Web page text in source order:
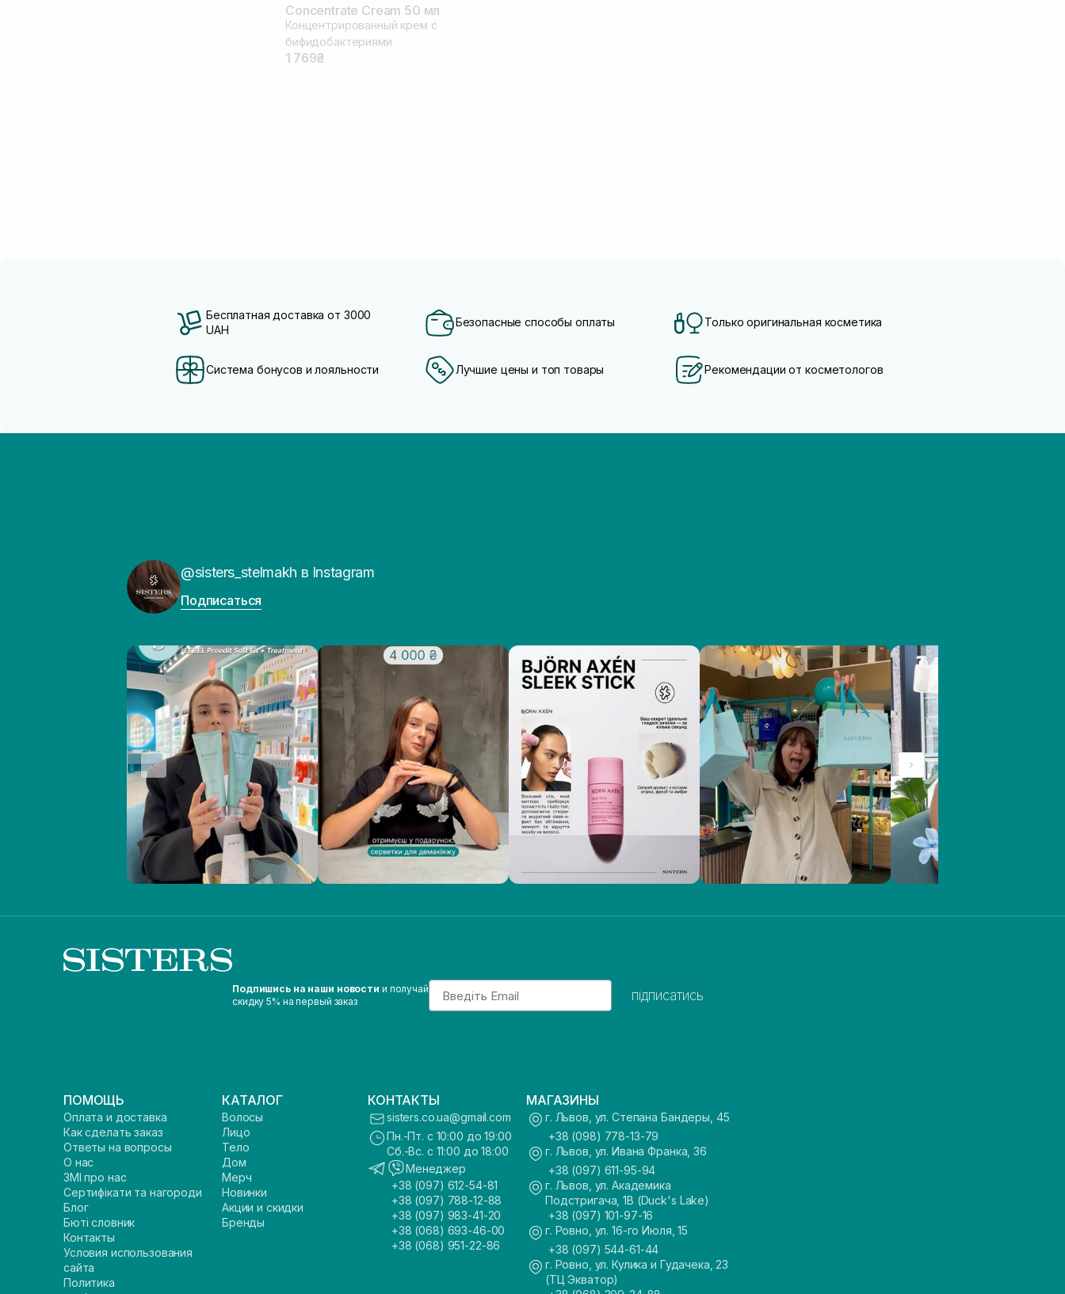
Concentrate Cream 50 мл
Концентрированный крем с
бифидобактериями
1 769₴
Бесплатная доставка от 3000
UAH
Безопасные способы оплаты Только оригинальная косметика
Система бонусов и лояльности Лучшие цены и топ товары Рекомендации от косметологов
@sisters_stelmakh в Instagram
Подписаться
Подпишись на наши новости и получай
скидку 5% на первый заказ
Email
підписатись
ПОМОЩЬ
Оплата и доставка
Как сделать заказ
Ответы на вопросы
О нас
ЗМІ про нас
Сертифікати та нагороди
Блог
Бюті словник
Контакты
Условия использования
сайта
Политика
КАТАЛОГ
Волосы
Лицо
Тело
Дом
Мерч
Новинки
Акции и скидки
Бренды
КОНТАКТЫ
sisters.co.ua@gmail.com
Пн.-Пт. с 10:00 до 19:00
Сб.-Вс. с 11:00 до 18:00
Менеджер
+38 (097) 612-54-81
+38 (097) 788-12-88
+38 (097) 983-41-20
+38 (068) 693-46-00
+38 (068) 951-22-86
МАГАЗИНЫ
г. Львов, ул. Степана Бандеры, 45
+38 (098) 778-13-79
г. Львов, ул. Ивана Франка, 36
+38 (097) 611-95-94
г. Львов, ул. Академика
Подстригача, 1В (Duck's Lake)
+38 (097) 101-97-16
г. Ровно, ул. 16-го Июля, 15
+38 (097) 544-61-44
г. Ровно, ул. Кулика и Гудачека, 23
(ТЦ Экватор)